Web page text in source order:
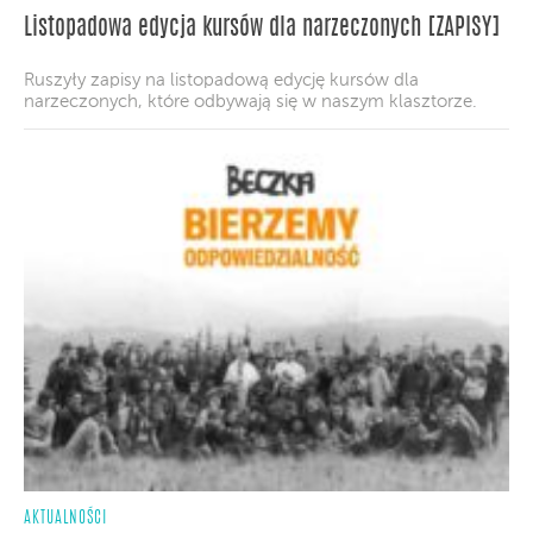
Listopadowa edycja kursów dla narzeczonych [ZAPISY]
Ruszyły zapisy na listopadową edycję kursów dla
narzeczonych, które odbywają się w naszym klasztorze.
AKTUALNOŚCI